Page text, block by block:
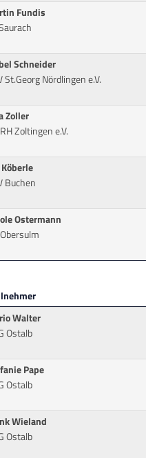
Fundis
Schneider
St.Georg Nördlingen e.V.
Zoller
Zoltingen e.V.
Köberle
Buchen
Ostermann
Walter
Ostalb
Pape
Ostalb
Wieland
Ostalb